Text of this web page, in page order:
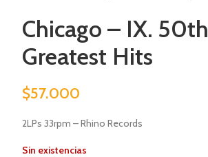
Chicago – IX.
Greatest Hits
$57.000
2LPs 33rpm – Rhino Records
Sin existencias